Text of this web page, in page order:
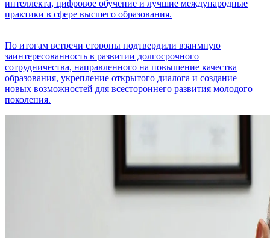
интеллекта, цифровое обучение и лучшие международные
практики в сфере высшего образования.
По итогам встречи стороны подтвердили взаимную
заинтересованность в развитии долгосрочного
сотрудничества, направленного на повышение качества
образования, укрепление открытого диалога и создание
новых возможностей для всестороннего развития молодого
поколения.